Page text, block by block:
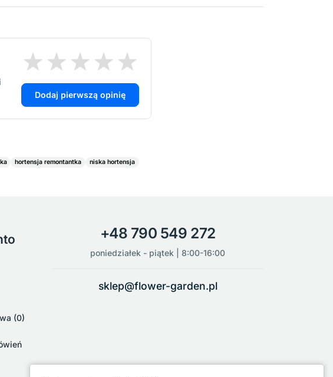
Dodaj pierwszą opinię
hortensja remontantka
niska hortensja
(0)
+48 790 549 272
poniedziałek - piątek | 8:00-16:00
sklep@flower-garden.pl